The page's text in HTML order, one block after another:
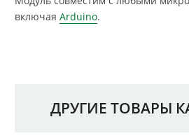
включая Arduino.
ДРУГИЕ ТОВАРЫ